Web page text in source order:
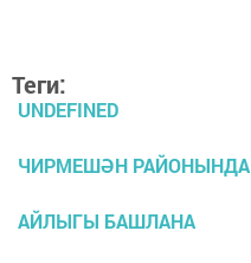
Теги:
UNDEFINED
ЧИРМЕШӘН РАЙОНЫНДА
АЙЛЫГЫ БАШЛАНА